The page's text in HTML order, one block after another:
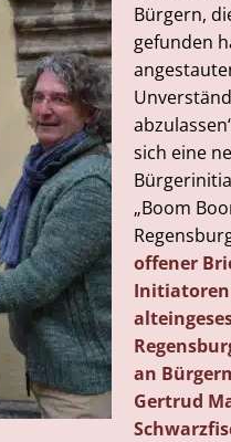
Bürgern,
gefunden
sich eine
„Boom
offener
an
Gertrud